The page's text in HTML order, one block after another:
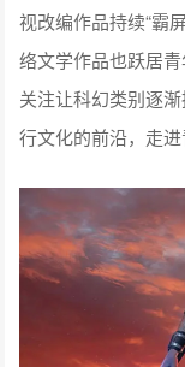
视改编作品持续“霸
络文学作品也跃居
关注让科幻类别逐
行文化的前沿，走进